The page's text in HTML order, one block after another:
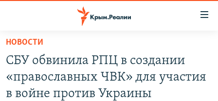
Вернуться
основному
содержанию
Вернутся
НОВОСТИ
ГРУЗ 200
ВОДА
НОВОСТИ
СБУ обвинила РПЦ в создании
«православных ЧВК» для участия
в войне против Украины